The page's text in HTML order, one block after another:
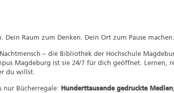
Dein Raum zum Denken. Dein Ort zum Pause machen.
– die Bibliothek der Hochschule
Magdeburg ist sie 24/7 für dich geöffnet. Lernen,
du willst.
nur Bücherregale: Hunderttausende gedruckte Medien